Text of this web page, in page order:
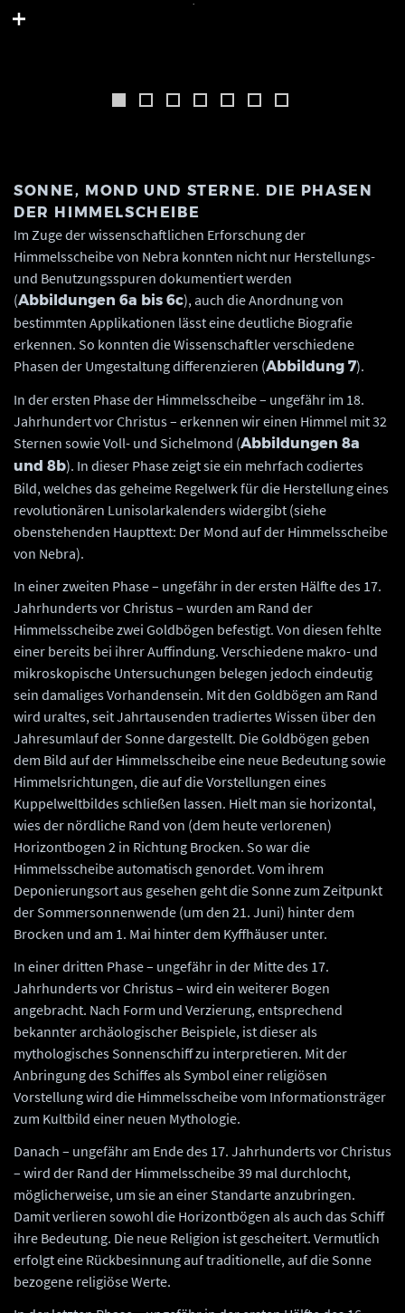
Archäologie Sachsen-Anhalt, Juraj Lipták.
SONNE, MOND UND STERNE. DIE PHASEN
DER HIMMELSCHEIBE
Im Zuge der wissenschaftlichen Erforschung der
Himmelsscheibe von Nebra konnten nicht nur Herstellungs-
und Benutzungsspuren dokumentiert werden
(Abbildungen 6a bis 6c), auch die Anordnung von
bestimmten Applikationen lässt eine deutliche Biografie
erkennen. So konnten die Wissenschaftler verschiedene
Phasen der Umgestaltung differenzieren (Abbildung 7).
In der ersten Phase der Himmelsscheibe – ungefähr im 18.
Jahrhundert vor Christus ­– erkennen wir einen Himmel mit 32
Sternen sowie Voll- und Sichelmond (Abbildungen 8a
und 8b). In dieser Phase zeigt sie ein mehrfach codiertes
Bild, welches das geheime Regelwerk für die Herstellung eines
revolutionären Lunisolarkalenders widergibt (siehe
obenstehenden Haupttext: Der Mond auf der Himmelsscheibe
von Nebra).
In einer zweiten Phase – ungefähr in der ersten Hälfte des 17.
Jahrhunderts vor Christus – wurden am Rand der
Himmelsscheibe zwei Goldbögen befestigt. Von diesen fehlte
einer bereits bei ihrer Auffindung. Verschiedene makro- und
mikroskopische Untersuchungen belegen jedoch eindeutig
sein damaliges Vorhandensein. Mit den Goldbögen am Rand
wird uraltes, seit Jahrtausenden tradiertes Wissen über den
Jahresumlauf der Sonne dargestellt. Die Goldbögen geben
dem Bild auf der Himmelsscheibe eine neue Bedeutung sowie
Himmelsrichtungen, die auf die Vorstellungen eines
Kuppelweltbildes schließen lassen. Hielt man sie horizontal,
wies der nördliche Rand von (dem heute verlorenen)
Horizontbogen 2 in Richtung Brocken. So war die
Himmelsscheibe automatisch genordet. Vom ihrem
Deponierungsort aus gesehen geht die Sonne zum Zeitpunkt
der Sommersonnenwende (um den 21. Juni) hinter dem
Brocken und am 1. Mai hinter dem Kyffhäuser unter.
In einer dritten Phase – ungefähr in der Mitte des 17.
Jahrhunderts vor Christus – wird ein weiterer Bogen
angebracht. Nach Form und Verzierung, entsprechend
bekannter archäologischer Beispiele, ist dieser als
mythologisches Sonnenschiff zu interpretieren. Mit der
Anbringung des Schiffes als Symbol einer religiösen
Vorstellung wird die Himmelsscheibe vom Informationsträger
zum Kultbild einer neuen Mythologie.
Danach – ungefähr am Ende des 17. Jahrhunderts vor Christus
– wird der Rand der Himmelsscheibe 39 mal durchlocht,
möglicherweise, um sie an einer Standarte anzubringen.
Damit verlieren sowohl die Horizontbögen als auch das Schiff
ihre Bedeutung. Die neue Religion ist gescheitert. Vermutlich
erfolgt eine Rückbesinnung auf traditionelle, auf die Sonne
bezogene religiöse Werte.